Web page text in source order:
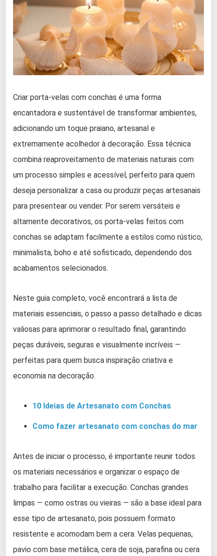
Criar porta-velas com conchas é uma forma
encantadora e sustentável de transformar ambientes,
adicionando um toque praiano, artesanal e
extremamente acolhedor à decoração. Essa técnica
combina reaproveitamento de materiais naturais com
um processo simples e acessível, perfeito para quem
deseja personalizar a casa ou produzir peças artesanais
para presentear ou vender. Por serem versáteis e
altamente decorativos, os porta-velas feitos com
conchas se adaptam facilmente a estilos como rústico,
minimalista, boho e até sofisticado, dependendo dos
acabamentos selecionados.
Neste guia completo, você encontrará a lista de
materiais essenciais, o passo a passo detalhado e dicas
valiosas para aprimorar o resultado final, garantindo
peças duráveis, seguras e visualmente incríveis —
perfeitas para quem busca inspiração criativa e
economia na decoração.
10 Ideias de Artesanato com Conchas
Como fazer artesanato com conchas do mar
Antes de iniciar o processo, é importante reunir todos
os materiais necessários e organizar o espaço de
trabalho para facilitar a execução. Conchas grandes
limpas — como ostras ou vieiras — são a base ideal para
esse tipo de artesanato, pois possuem formato
resistente e acomodam bem a cera. Velas pequenas,
pavio com base metálica, cera de soja, parafina ou cera